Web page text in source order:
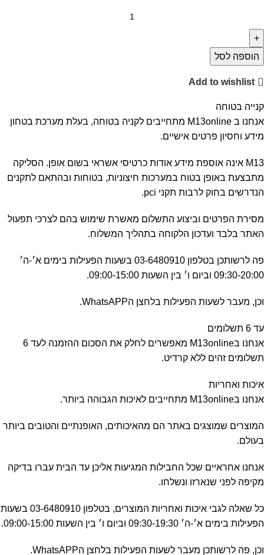
הוספה לסל
Add to wishlist
קנייה בטוחה
אנחנו ב M13online מתחייבים לקניה בטוחה, בעלת מערכת בטחון
מידע וחסיון פרטים אישיים.
M13 אינה אוספת מידע אודות כרטיסי אשראי בשום אופן. הסליקה
מתבצעת באופן בטוח במערכות חיצוניות, בטוחות ובהתאם לתקנים
הנדרשים בחוק לרבות תקני pci.
מסירת הפרטים וביצוע התשלום מאשרת שימוש בהם לצרכי תפעול
האתר בלבד ועדכון הלקוחה בתהליך המשלוח.
פה לרשותכן בטלפון 03-6480910 בשעות הפעילות בימים א׳-ה׳
09:30-20:00 וביום ו׳ בין השעות 09:00-15:00.
וכן, מעבר לשעות הפעילות בלחצן הWhatsAPP.
עד 6 תשלומים
אנחנו בM13online מאפשרים לחלק את הסכום ההזמנה לעד 6
תשלומים זהים ללא קרדיט.
איכות ואחריות
אנחנו בM13online מתחייבים לאיכות הגבוהה ביותר.
המוצרים שמוצגים באתר הם מהאיכותים, האופנתיים והטובים ביותר
בעולם.
אנחנו אחראיים שכל החבילות המגיעות אליכן עד הבית עברו בדיקה
מקיפה לפני שנארזו ונשלחו.
כל שאלה לגבי איכות ואחריות המוצרים, בטלפון 03-6480910 בשעות
הפעילות בימים א׳-ה׳ 09:30-19:30 וביום ו׳ בין השעות 09:00-15:00.
וכן, פה לרשותכן מעבר לשעות הפעילות בלחצן הWhatsAPP.